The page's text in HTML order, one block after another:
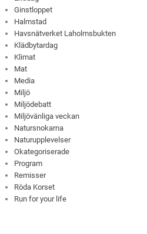
Ginstloppet
Halmstad
Havsnätverket Laholmsbukten
Klädbytardag
Klimat
Mat
Media
Miljö
Miljödebatt
Miljövänliga veckan
Natursnokarna
Naturupplevelser
Okategoriserade
Program
Remisser
Röda Korset
Run for your life